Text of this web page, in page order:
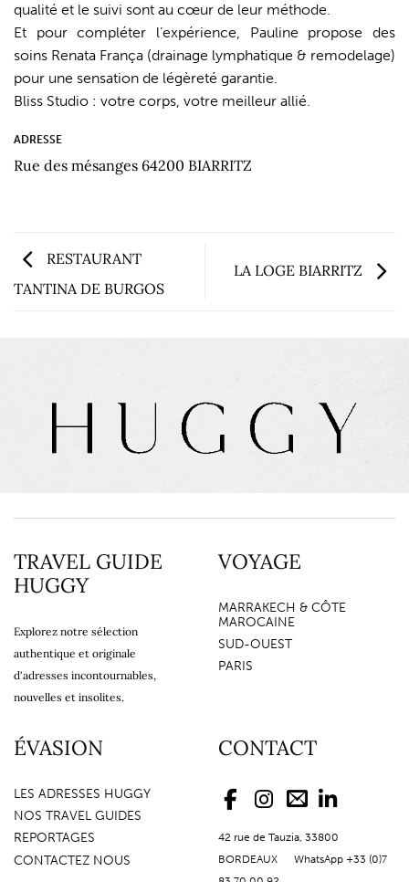
qualité et le suivi sont au cœur de leur méthode.
Et pour compléter l’expérience, Pauline propose des
soins Renata França (drainage lymphatique & remodelage)
pour une sensation de légèreté garantie.
Bliss Studio : votre corps, votre meilleur allié.
ADRESSE
Rue des mésanges 64200 BIARRITZ
RESTAURANT
TANTINA DE BURGOS
LA LOGE BIARRITZ
TRAVEL GUIDE
HUGGY
Explorez notre sélection
authentique et originale
d'adresses incontournables,
nouvelles et insolites.
VOYAGE
MARRAKECH & CÔTE
MAROCAINE
SUD-OUEST
PARIS
ÉVASION
LES ADRESSES HUGGY
NOS TRAVEL GUIDES
REPORTAGES
CONTACTEZ NOUS
CONTACT
42 rue de Tauzia, 33800
BORDEAUX WhatsApp +33 (0)7